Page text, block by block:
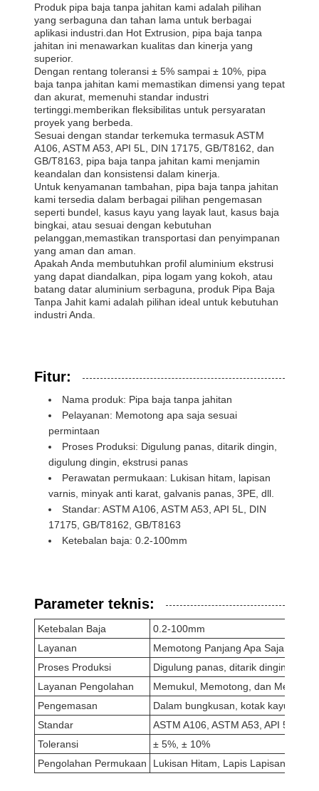
Produk pipa baja tanpa jahitan kami adalah pilihan
yang serbaguna dan tahan lama untuk berbagai
aplikasi industri.dan Hot Extrusion, pipa baja tanpa
jahitan ini menawarkan kualitas dan kinerja yang
superior.
Dengan rentang toleransi ± 5% sampai ± 10%, pipa
baja tanpa jahitan kami memastikan dimensi yang tepat
dan akurat, memenuhi standar industri
tertinggi.memberikan fleksibilitas untuk persyaratan
proyek yang berbeda.
Sesuai dengan standar terkemuka termasuk ASTM
A106, ASTM A53, API 5L, DIN 17175, GB/T8162, dan
GB/T8163, pipa baja tanpa jahitan kami menjamin
keandalan dan konsistensi dalam kinerja.
Untuk kenyamanan tambahan, pipa baja tanpa jahitan
kami tersedia dalam berbagai pilihan pengemasan
seperti bundel, kasus kayu yang layak laut, kasus baja
bingkai, atau sesuai dengan kebutuhan
pelanggan,memastikan transportasi dan penyimpanan
yang aman dan aman.
Apakah Anda membutuhkan profil aluminium ekstrusi
yang dapat diandalkan, pipa logam yang kokoh, atau
batang datar aluminium serbaguna, produk Pipa Baja
Tanpa Jahit kami adalah pilihan ideal untuk kebutuhan
industri Anda.
Fitur:
Nama produk: Pipa baja tanpa jahitan
Pelayanan: Memotong apa saja sesuai
permintaan
Proses Produksi: Digulung panas, ditarik dingin,
digulung dingin, ekstrusi panas
Perawatan permukaan: Lukisan hitam, lapisan
varnis, minyak anti karat, galvanis panas, 3PE, dll.
Standar: ASTM A106, ASTM A53, API 5L, DIN
17175, GB/T8162, GB/T8163
Ketebalan baja: 0.2-100mm
Parameter teknis:
Ketebalan Baja
0.2-100mm
Layanan
Memotong Panjang Apa Saja
Proses Produksi
Digulung panas, ditarik dingin,
Layanan Pengolahan
Memukul, Memotong, dan
Pengemasan
Dalam bungkusan, kotak kayu
Standar
ASTM A106, ASTM A53, API 5L,
Toleransi
± 5%, ± 10%
Pengolahan Permukaan
Lukisan Hitam, Lapis Lapisan,